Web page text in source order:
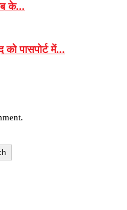
के...
पासपोर्ट में...